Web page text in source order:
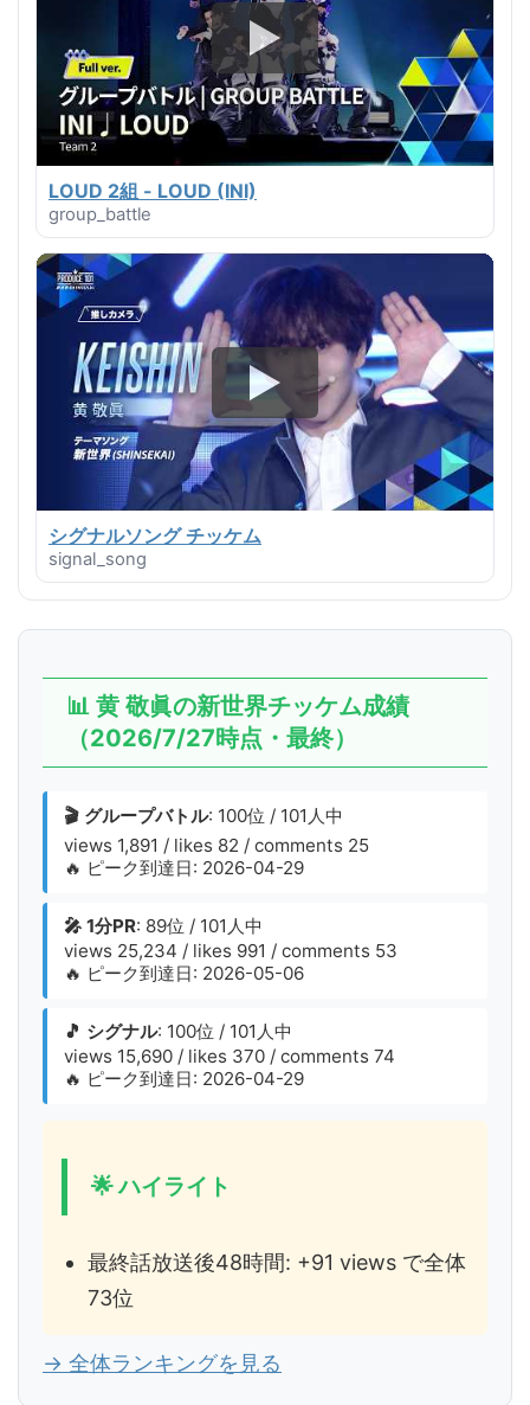
LOUD 2組 - LOUD (INI)
group_battle
シグナルソング チッケム
signal_song
📊 黄 敬眞の新世界チッケム成績
（2026/7/27時点・最終）
🎬 グループバトル: 100位 / 101人中
views 1,891 / likes 82 / comments 25
🔥 ピーク到達日: 2026-04-29
🎤 1分PR: 89位 / 101人中
views 25,234 / likes 991 / comments 53
🔥 ピーク到達日: 2026-05-06
🎵 シグナル: 100位 / 101人中
views 15,690 / likes 370 / comments 74
🔥 ピーク到達日: 2026-04-29
🌟 ハイライト
最終話放送後48時間: +91 views で全体
73位
→ 全体ランキングを見る